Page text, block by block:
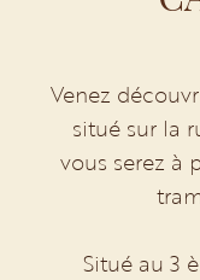
Venez
situé sur la
vous serez à
Situé au 3